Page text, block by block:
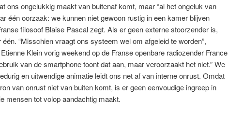
ons ongelukkig maakt van buitenaf komt, maar “al het ongeluk van
één oorzaak: we kunnen niet gewoon rustig in een kamer blijven
filosoof Blaise Pascal zegt. Als er geen externe stoorzender is,
“Misschien vraagt ons systeem wel om afgeleid te worden”,
Klein vorig weekend op de Franse openbare radiozender France
van de smartphone toont dat aan, maar veroorzaakt het niet.” We
en uitwendige animatie leidt ons net af van interne onrust. Omdat
van onrust niet van buiten komt, is er geen eenvoudige ingreep in
mensen tot volop aandachtig maakt.